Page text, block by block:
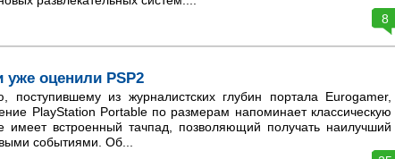
8
уже оценили PSP2
из журналистских глубин портала Eurogamer,
PlayStation Portable по размерам напоминает классическую
имеет встроенный тачпад, позволяющий получать наилучший
событиями. Об...